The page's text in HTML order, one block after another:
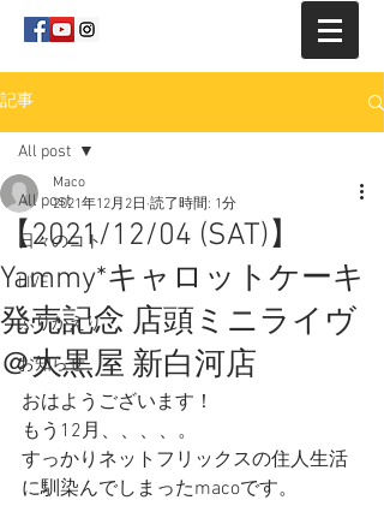
記事
All post
日々のコト
LIVE
ふりかえり
お知らせ
All post
【2021/12/04 (SAT)】
Yammy*キャロットケーキ
発売記念 店頭ミニライヴ
＠大黒屋 新白河店
Maco
2021年12月2日 読了時間: 1分
おはようございます！
もう12月、、、、。
すっかりネットフリックスの住人生活
に馴染んでしまったmacoです。